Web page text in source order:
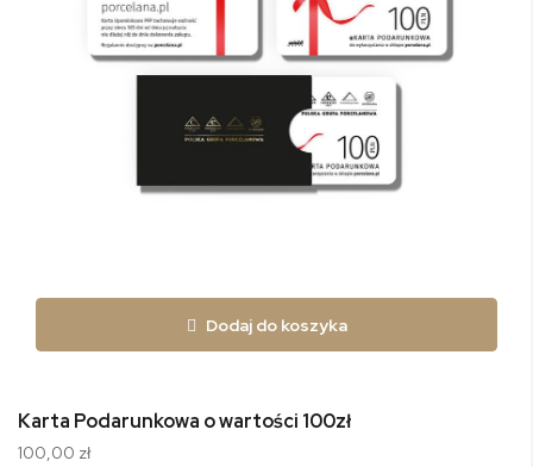
Dodaj do koszyka
Karta Podarunkowa o wartości 100zł
100,00 zł